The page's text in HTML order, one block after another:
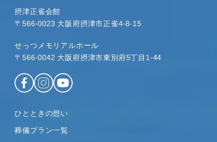
2023年4月
2023年3月
2023年1月
2022年11月
2022年10月
2022年8月
2022年7月
摂津正雀会館
〒566-0023 大阪府摂津市正雀4-8-15
せっつメモリアルホール
〒566-0042 大阪府摂津市東別府5丁目1-44
ひとときの想い
葬儀プラン一覧